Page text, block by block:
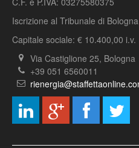
Iscrizione al Tribunale di
Capitale sociale: € 10.400,00 i.v.
Via Castiglione 25, Bologna
+39 051 6560011